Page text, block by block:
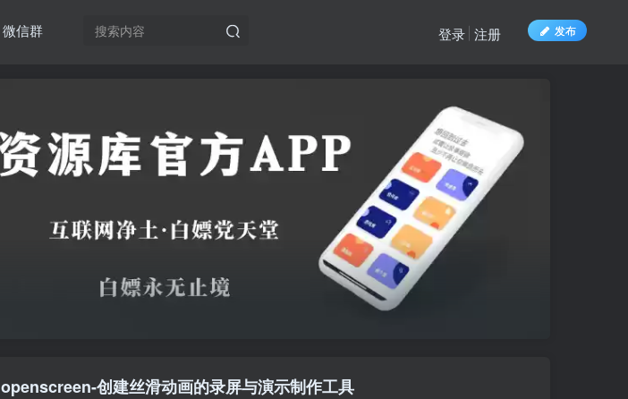
微信群 发布
登录 注册
openscreen-创建丝滑动画的录屏与演示制作工具